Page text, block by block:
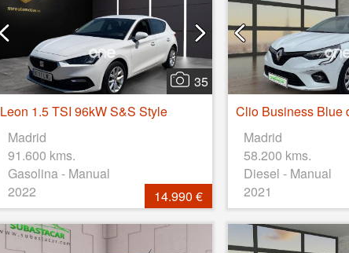
35
Leon 1.5 TSI 96kW S&S Style
Madrid
91.600 kms.
Gasolina - Manual
2022
14.990 €
Madrid
58.200 kms.
Diesel - Manual
2021